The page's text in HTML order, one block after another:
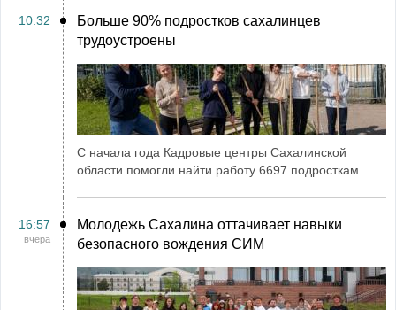
10:32
Больше 90% подростков сахалинцев
трудоустроены
С начала года Кадровые центры Сахалинской
области помогли найти работу 6697 подросткам
16:57
вчера
Молодежь Сахалина оттачивает навыки
безопасного вождения СИМ